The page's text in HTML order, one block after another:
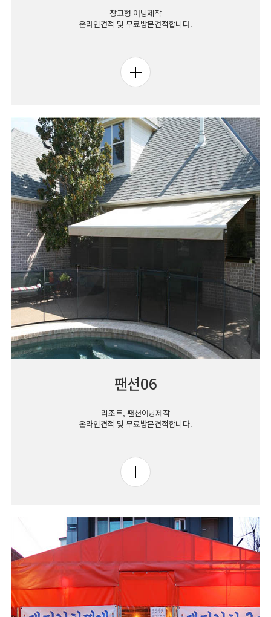
창고형 어닝제작
온라인견적 및 무료방문견적합니다.
팬션06
리조트, 팬션어닝제작
온라인견적 및 무료방문견적합니다.